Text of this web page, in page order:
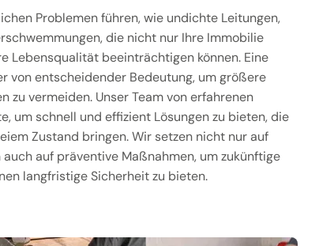
Problemen führen, wie undichte Leitungen,
die nicht nur Ihre Immobilie
Lebensqualität beeinträchtigen können. Eine
von entscheidender Bedeutung, um größere
zu vermeiden. Unser Team von erfahrenen
um schnell und effizient Lösungen zu bieten, die
Zustand bringen. Wir setzen nicht nur auf
auf präventive Maßnahmen, um zukünftige
langfristige Sicherheit zu bieten.